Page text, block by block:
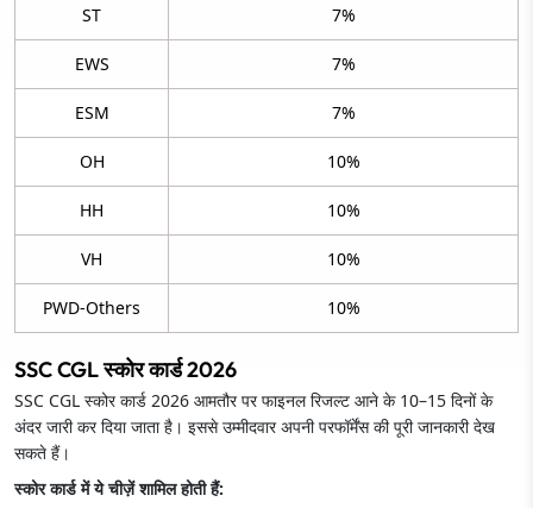
ST 7%
EWS 7%
ESM 7%
OH 10%
HH 10%
VH 10%
PWD-Others 10%
SSC CGL स्कोर कार्ड 2026
SSC CGL स्कोर कार्ड 2026 आमतौर पर फाइनल रिजल्ट आने के 10–15 दिनों के
अंदर जारी कर दिया जाता है। इससे उम्मीदवार अपनी परफॉर्मेंस की पूरी जानकारी देख
सकते हैं।
स्कोर कार्ड में ये चीज़ें शामिल होती हैं: